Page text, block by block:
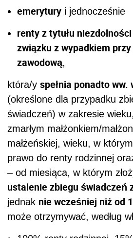
emerytury i jednocześnie
renty z tytułu
związku z wypadkiem
zawodową,
która/y spełnia ponadto ww.
(określone dla przypadku
świadczeń) w zakresie
zmarłym małżonkiem/
małżeńskiej, wieku, w którym
prawo do renty rodzinnej
– od miesiąca, w którym
ustalenie zbiegu świadczeń
jednak nie wcześniej niż od
może otrzymywać, według